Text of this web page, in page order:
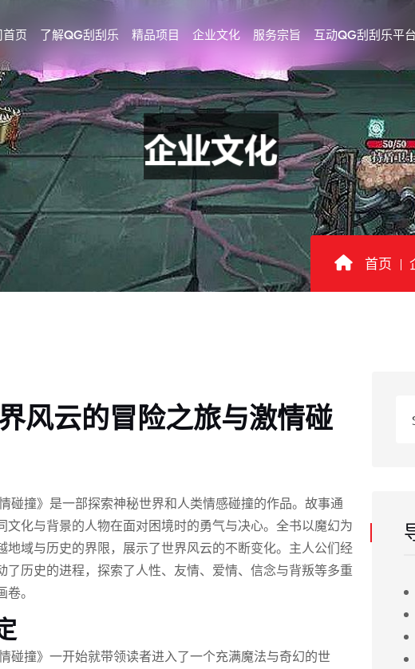
页 了解QG刮刮乐 精品项目 企业文化 服务宗旨 互动QG刮刮乐平台
首页
风云的冒险之旅与激情碰
碰撞》是一部探索神秘世界和人类情感碰撞的作品。故事通
化与背景的人物在面对困境时的勇气与决心。全书以魔幻为
域与历史的界限，展示了世界风云的不断变化。主人公们经
历史的进程，探索了人性、友情、爱情、信念与背叛等多重
。
碰撞》一开始就带领读者进入了一个充满魔法与奇幻的世